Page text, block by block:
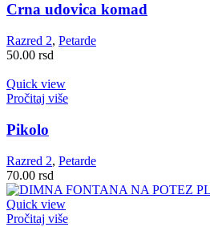
Crna udovica komad
Razred 2, Petarde
50.00 rsd
Quick view
Pročitaj više
Pikolo
Razred 2, Petarde
70.00 rsd
Quick view
Pročitaj više